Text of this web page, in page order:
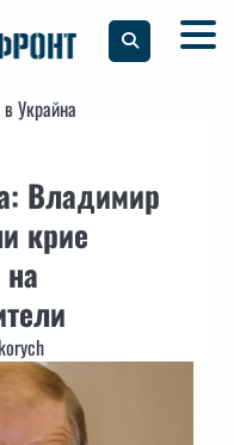
Украйна
Владимир
крие